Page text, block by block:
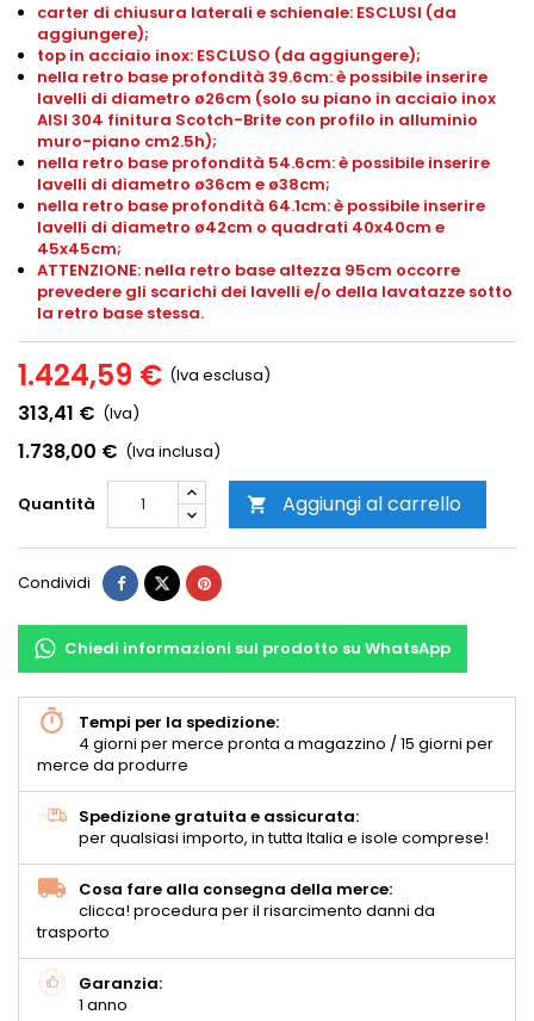
carter di chiusura laterali e schienale: ESCLUSI (da
aggiungere);
top in acciaio inox: ESCLUSO (da aggiungere);
nella retro base profondità 39.6cm: è possibile inserire
lavelli di diametro ø26cm (solo su piano in acciaio inox
AISI 304 finitura Scotch-Brite con profilo in alluminio
muro-piano cm2.5h);
nella retro base profondità 54.6cm: è possibile inserire
lavelli di diametro ø36cm e ø38cm;
nella retro base profondità 64.1cm: è possibile inserire
lavelli di diametro ø42cm o quadrati 40x40cm e
45x45cm;
ATTENZIONE: nella retro base altezza 95cm occorre
prevedere gli scarichi dei lavelli e/o della lavatazze sotto
la retro base stessa.
1.424,59 € (Iva esclusa)
313,41 € (Iva)
1.738,00 € (Iva inclusa)
Quantità  Aggiungi al carrello
Condividi
Chiedi informazioni sul prodotto su WhatsApp
Tempi per la spedizione:
4 giorni per merce pronta a magazzino / 15 giorni per
merce da produrre
Spedizione gratuita e assicurata:
per qualsiasi importo, in tutta Italia e isole comprese!
Cosa fare alla consegna della merce:
clicca! procedura per il risarcimento danni da
trasporto
Garanzia:
1 anno